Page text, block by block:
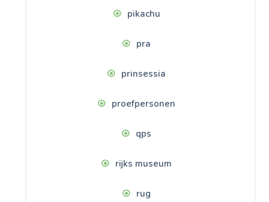
pikachu
pra
prinsessia
proefpersonen
qps
rijks museum
rug